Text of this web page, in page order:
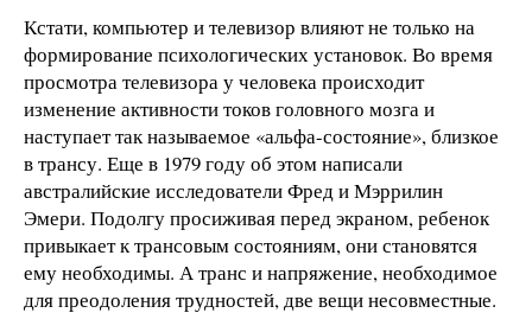
Кстати, компьютер и телевизор влияют не только на
формирование психологических установок. Во время
просмотра телевизора у человека происходит
изменение активности токов головного мозга и
наступает так называемое «альфа-состояние», близкое
в трансу. Еще в 1979 году об этом написали
австралийские исследователи Фред и Мэррилин
Эмери. Подолгу просиживая перед экраном, ребенок
привыкает к трансовым состояниям, они становятся
ему необходимы. А транс и напряжение, необходимое
для преодоления трудностей, две вещи несовместные.